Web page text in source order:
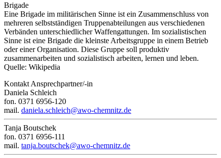
Brigade
Eine Brigade im militärischen Sinne ist ein Zusammenschluss von
mehreren selbstständigen Truppenabteilungen aus verschiedenen
Verbänden unterschiedlicher Waffengattungen. Im sozialistischen
Sinne ist eine Brigade die kleinste Arbeitsgruppe in einem Betrieb
oder einer Organisation. Diese Gruppe soll produktiv
zusammenarbeiten und sozialistisch arbeiten, lernen und leben.
Quelle: Wikipedia
Kontakt Ansprechpartner/-in
Daniela Schleich
fon. 0371 6956-120
mail. daniela.schleich@awo-chemnitz.de
Tanja Boutschek
fon. 0371 6956-111
mail. tanja.boutschek@awo-chemnitz.de